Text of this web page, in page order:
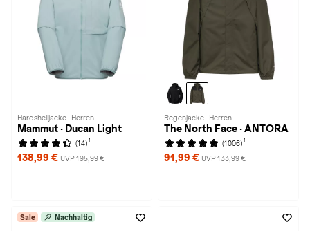
Hardshelljacke · Herren
Mammut · Ducan Light
(14) 1
138,99 € UVP 195,99 €
Regenjacke · Herren
The North Face · ANTORA
(1006) 1
91,99 € UVP 133,99 €
Sale Nachhaltig